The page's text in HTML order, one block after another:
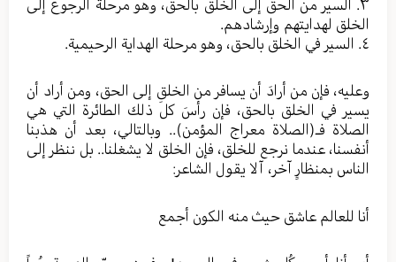
٣. السير من الحق إلى الخلق بالحق، وهو مرحلة الرجوع إلى
الخلق لهدايتهم وإرشادهم.
٤. السير في الخلق بالحق، وهو مرحلة الهداية الرحيمية.
وعليه، فإن من أرادَ أن يسافر من الخلقِ إلى الحق، ومن أراد أن
يسير في الخلق بالحق، فإن رأسَ كل ذلك الطائرة التي هي
الصلاة فـ(الصلاة معراج المؤمن).. وبالتالي، بعد أن هذبنا
أنفسنا، عندما نرجع للخلق، فإن الخلق لا يشغلنا.. بل ننظر إلى
الناس بمنظارٍ آخر، آلا يقول الشاعر:
أنا للعالم عاشق حيث منه الكون أجمع